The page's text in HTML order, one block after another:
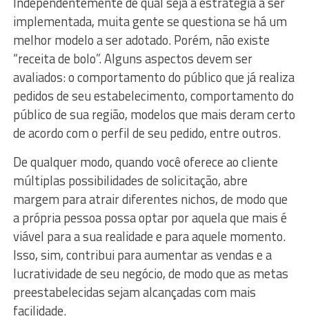
implementada, muita gente se questiona se há um
melhor modelo a ser adotado. Porém, não existe
“receita de bolo”. Alguns aspectos devem ser
avaliados: o comportamento do público que já realiza
pedidos de seu estabelecimento, comportamento do
público de sua região, modelos que mais deram certo
de acordo com o perfil de seu pedido, entre outros.
De qualquer modo, quando você oferece ao cliente
múltiplas possibilidades de solicitação, abre
margem para atrair diferentes nichos, de modo que
a própria pessoa possa optar por aquela que mais é
viável para a sua realidade e para aquele momento.
Isso, sim, contribui para aumentar as vendas e a
lucratividade de seu negócio, de modo que as metas
preestabelecidas sejam alcançadas com mais
facilidade.